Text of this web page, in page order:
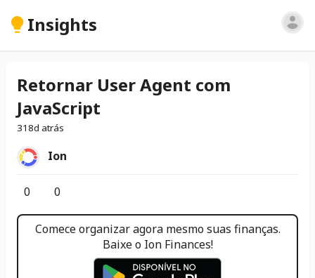
Insights
Retornar User Agent com
JavaScript
318d atrás
Ion
0 0
Comece organizar agora mesmo suas finanças.
Baixe o Ion Finances!